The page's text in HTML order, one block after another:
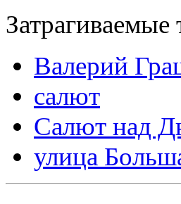
Затрагиваемые
Валерий
салют
Салют над
улица